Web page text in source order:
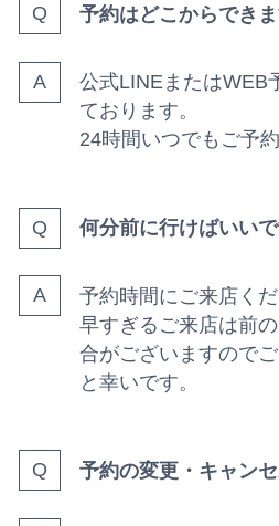
予約はどこからでき
公式LINEまたはWEB
ております。
24時間いつでもご予
何分前に行けばいい
予約時間にご来店くだ
早すぎるご来店は前
合がございますので
と幸いです。
予約の変更・キャン